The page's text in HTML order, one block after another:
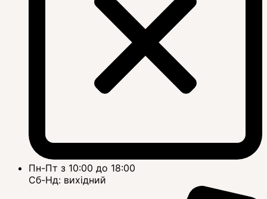
Пн-Пт з 10:00 до 18:00
Сб-Нд: вихідний